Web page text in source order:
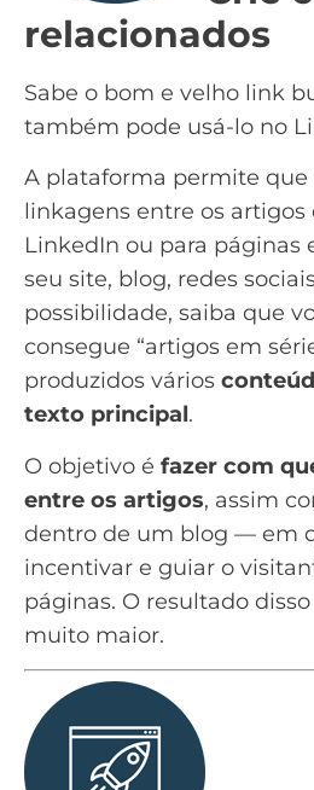
relacionados
Sabe o bom e velho link
também pode usá-lo no
A plataforma permite que
linkagens entre os
LinkedIn ou para páginas
seu site, blog, redes
possibilidade, saiba que
consegue “artigos em
produzidos vários
texto principal.
O objetivo é fazer com
entre os artigos, assim
dentro de um blog — em
incentivar e guiar o
páginas. O resultado
muito maior.